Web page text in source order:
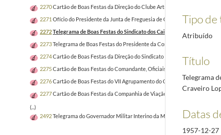
2270Cartão de Boas Festas da Direção do Clube Artístico Musical de
2271 Ofício do Presidente da Junta de Freguesia de Olhão, João Carlos da
2272Telegrama de Boas Festas do Sindicato dos Caixeiros do Distrito de
2273Telegrama de Boas Festas do Presidente da Comissão Diretiva da
2274Cartão de Boas Festas da Direção do Sindicato Nacional dos
2275Cartão de Boas Festas do Comandante, Oficiais e Praças do Batalhão
2276Cartão de Boas Festas do VII Agrupamento do Corpo Nacional de
2277Cartão de Boas Festas da Companhia de Viação de Sernache, Lda. de
(...)
2492Telegrama do Governador Militar Interino da Madeira ao Chefe da
Tipo
Atribuído
Título
Telegrama
Craveiro
Datas
1957-12-27